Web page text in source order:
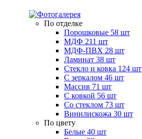
По отделке
Порошковые 58 шт
МДФ 211 шт
МДФ-ПВХ 28 шт
Ламинат 38 шт
Стекло и ковка 124 шт
С зеркалом 46 шт
Массив 71 шт
С ковкой 56 шт
Со стеклом 73 шт
Винилискожа 30 шт
По цвету
Белые 40 шт